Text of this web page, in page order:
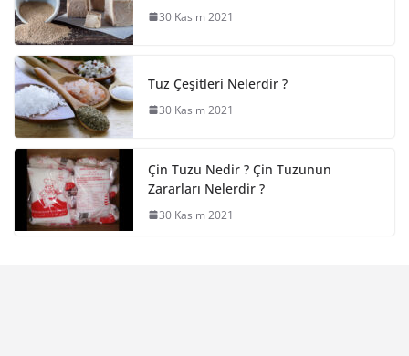
30 Kasım 2021
Tuz Çeşitleri Nelerdir ?
30 Kasım 2021
Çin Tuzu Nedir ? Çin Tuzunun
Zararları Nelerdir ?
30 Kasım 2021